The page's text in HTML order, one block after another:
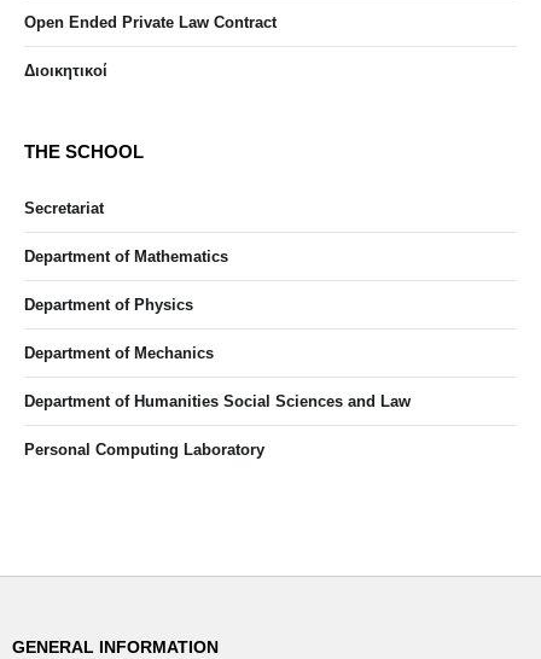
Open Ended Private Law Contract
Διοικητικοί
THE SCHOOL
Secretariat
Department of Mathematics
Department of Physics
Department of Mechanics
Department of Humanities Social Sciences and Law
Personal Computing Laboratory
GENERAL INFORMATION